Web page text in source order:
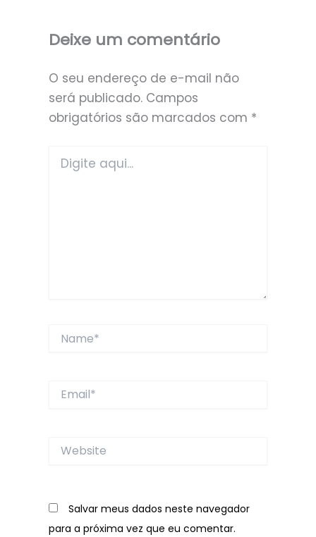
Deixe um comentário
O seu endereço de e-mail não
será publicado. Campos
obrigatórios são marcados com *
aqui...
Website
Salvar meus dados neste navegador
para a próxima vez que eu comentar.